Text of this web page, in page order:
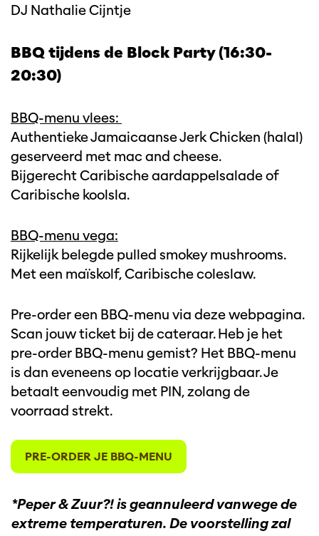
DJ Nathalie Cijntje
BBQ tijdens de Block Party (16:30-
20:30)
BBQ-menu vlees:
Authentieke Jamaicaanse Jerk Chicken (halal)
geserveerd met mac and cheese.
Bijgerecht Caribische aardappelsalade of
Caribische koolsla.
BBQ-menu vega:
Rijkelijk belegde pulled smokey mushrooms.
Met een maïskolf, Caribische coleslaw.
Pre-order een BBQ-menu via deze webpagina.
Scan jouw ticket bij de cateraar. Heb je het
pre-order BBQ-menu gemist? Het BBQ-menu
is dan eveneens op locatie verkrijgbaar. Je
betaalt eenvoudig met PIN, zolang de
voorraad strekt.
PRE-ORDER JE BBQ-MENU
*Peper & Zuur?! is geannuleerd vanwege de
extreme temperaturen. De voorstelling zal